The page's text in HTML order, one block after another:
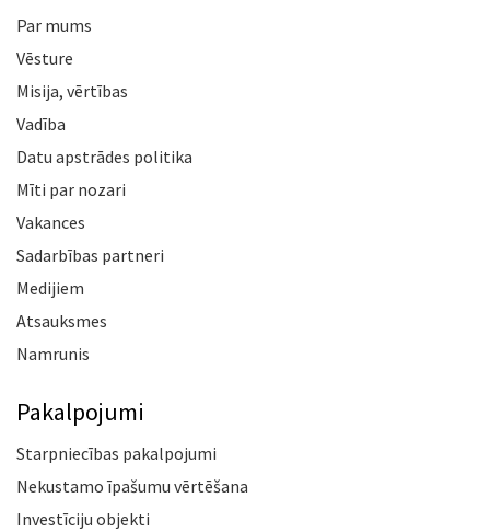
Par mums
Vēsture
Misija, vērtības
Vadība
Datu apstrādes politika
Mīti par nozari
Vakances
Sadarbības partneri
Medijiem
Atsauksmes
Namrunis
Pakalpojumi
Starpniecības pakalpojumi
Nekustamo īpašumu vērtēšana
Investīciju objekti